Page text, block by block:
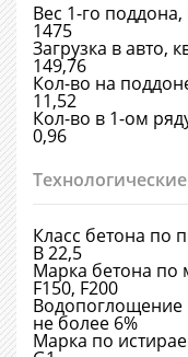
Вес 1-го поддона,
1475
Загрузка в авто,
149,76
Кол-во на
11,52
Кол-во в 1-ом
0,96
Класс бетона по
В 22,5
Марка бетона по
F150, F200
Водопоглощение
не более 6%
Марка по